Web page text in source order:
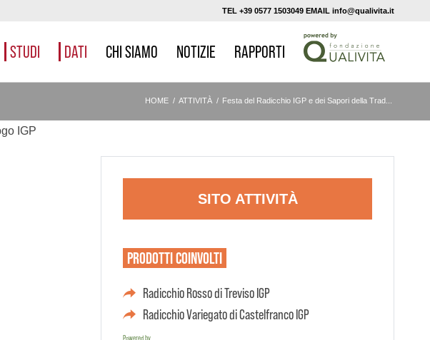
TEL +39 0577 1503049 EMAIL info@qualivita.it
STUDI DATI CHI SIAMO NOTIZIE RAPPORTI
HOME / ATTIVITÀ / Festa del Radicchio IGP e dei Sapori della Trad...
SITO ATTIVITÀ
PRODOTTICOINVOLTI
Radicchio Rosso di Treviso IGP
Radicchio Variegato di Castelfranco IGP
Powered by